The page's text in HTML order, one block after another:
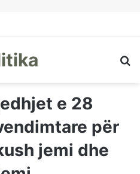
e 28
për
jemi dhe